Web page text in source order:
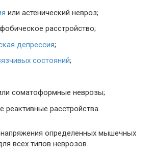
или астенический невроз;
расстройство;
депрессия;
состояний;
соматоформные неврозы;
реактивные расстройства.
определенных мышечных
всех типов неврозов.